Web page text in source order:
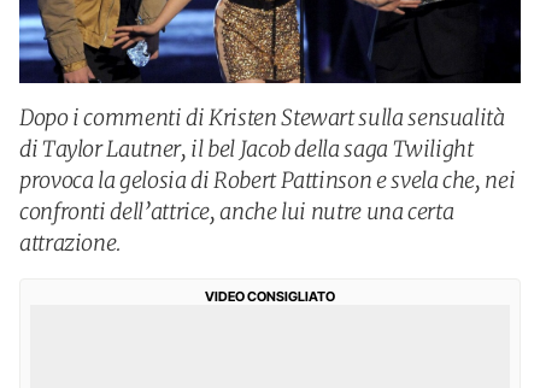
Dopo i commenti di Kristen Stewart sulla sensualità
di Taylor Lautner, il bel Jacob della saga Twilight
provoca la gelosia di Robert Pattinson e svela che, nei
confronti dell’attrice, anche lui nutre una certa
attrazione.
VIDEO CONSIGLIATO